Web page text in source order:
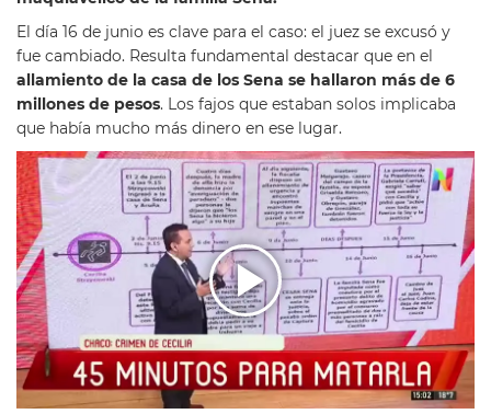
El día 16 de junio es clave para el caso: el juez se excusó y
fue cambiado. Resulta fundamental destacar que en el
allamiento de la casa de los Sena se hallaron más de 6
millones de pesos. Los fajos que estaban solos implicaba
que había mucho más dinero en ese lugar.